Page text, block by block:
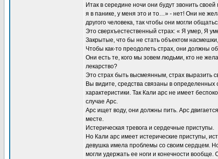
Итак в середине ночи они будут звонить
я в панике, у меня это и то…» - нет! Они не
другого человека, так чтобы они могли
Это сверхъестественный страх: « Я умер, Я
Закрытые, что бы не стать объектом
Чтобы как-то преодолеть страх, они должны
Они есть те, кого мы зовем людьми, кто не
лекарство?
Это страх быть высмеянным, страх выразить
Вы видите, средства связаны в
характеристики. Так Кали арс не имеет
случае Арс.
Арс ищет воду, они должны пить. Арс
месте.
Истерическая тревога и сердечные приступы.
Но Кали арс имеет истерические приступы,
девушка имела проблемы со своим сердцем.
могли удержать ее ноги и конечности вообще.